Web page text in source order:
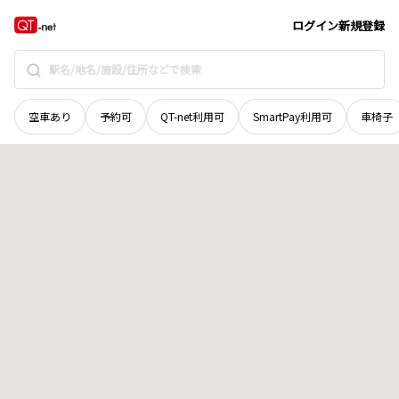
ログイン新規登録
空車あり 予約可 QT-net利用可 SmartPay利用可 車椅子
奈良県